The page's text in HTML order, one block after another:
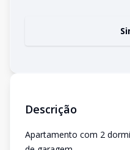
Descrição
Apartamento com 2